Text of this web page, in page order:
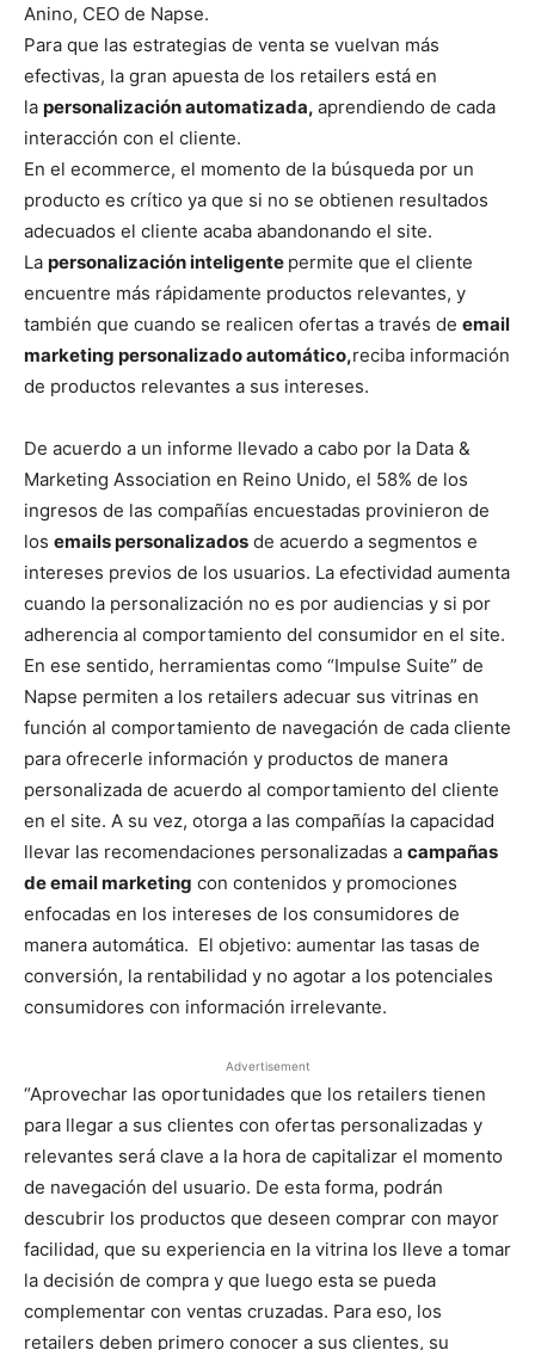
Anino, CEO de Napse.
Para que las estrategias de venta se vuelvan más
efectivas, la gran apuesta de los retailers está en
la personalización automatizada, aprendiendo de cada
interacción con el cliente.
En el ecommerce, el momento de la búsqueda por un
producto es crítico ya que si no se obtienen resultados
adecuados el cliente acaba abandonando el site.
La personalización inteligente permite que el cliente
encuentre más rápidamente productos relevantes, y
también que cuando se realicen ofertas a través de email
marketing personalizado automático,reciba información
de productos relevantes a sus intereses.
De acuerdo a un informe llevado a cabo por la Data &
Marketing Association en Reino Unido, el 58% de los
ingresos de las compañías encuestadas provinieron de
los emails personalizados de acuerdo a segmentos e
intereses previos de los usuarios. La efectividad aumenta
cuando la personalización no es por audiencias y si por
adherencia al comportamiento del consumidor en el site.
En ese sentido, herramientas como “Impulse Suite” de
Napse permiten a los retailers adecuar sus vitrinas en
función al comportamiento de navegación de cada cliente
para ofrecerle información y productos de manera
personalizada de acuerdo al comportamiento del cliente
en el site. A su vez, otorga a las compañías la capacidad
llevar las recomendaciones personalizadas a campañas
de email marketing con contenidos y promociones
enfocadas en los intereses de los consumidores de
manera automática. El objetivo: aumentar las tasas de
conversión, la rentabilidad y no agotar a los potenciales
consumidores con información irrelevante.
Advertisement
“Aprovechar las oportunidades que los retailers tienen
para llegar a sus clientes con ofertas personalizadas y
relevantes será clave a la hora de capitalizar el momento
de navegación del usuario. De esta forma, podrán
descubrir los productos que deseen comprar con mayor
facilidad, que su experiencia en la vitrina los lleve a tomar
la decisión de compra y que luego esta se pueda
complementar con ventas cruzadas. Para eso, los
retailers deben primero conocer a sus clientes, su